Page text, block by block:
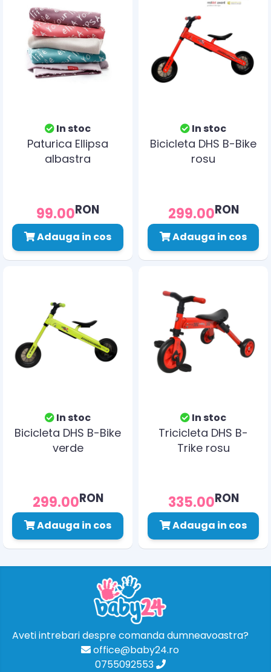
In stoc
Paturica Ellipsa
albastra
99.00RON
Adauga in cos
In stoc
Bicicleta DHS B-Bike
rosu
299.00RON
Adauga in cos
In stoc
Bicicleta DHS B-Bike
verde
299.00RON
Adauga in cos
In stoc
Tricicleta DHS B-
Trike rosu
335.00RON
Adauga in cos
Aveti intrebari despre comanda dumneavoastra?
office@baby24.ro
0755092553